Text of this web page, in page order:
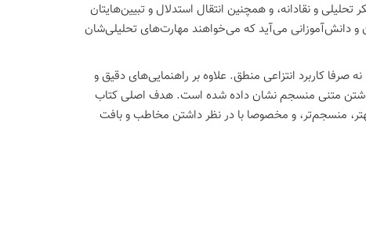
و نقادانه، و همچنین انتقال استدلال و تبیین‌هایتان
دانش‌آموزانی می‌آید که می‌خواهند مهارت‌های تحلیلی‌شان
صرفا کاربرد انتزاعی منطق. علاوه بر راهنمایی‌های دقیق و
نوشتن متنی منسجم نشان داده شده است. هدف اصلی کتاب
بهتر، منسجم‌تر، و مخصوصا با در نظر داشتن مخاطب و بافت